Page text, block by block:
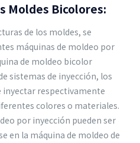
Moldes Bicolores:
de los moldes, se
máquinas de moldeo por
de moldeo bicolor
sistemas de inyección, los
inyectar respectivamente
colores o materiales.
por inyección pueden ser
en la máquina de moldeo de